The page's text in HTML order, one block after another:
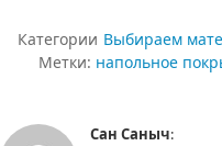
Категории Выбираем
Метки: напольное
Сан Саныч: